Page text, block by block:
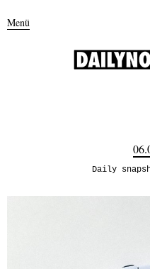
Menü
Daily